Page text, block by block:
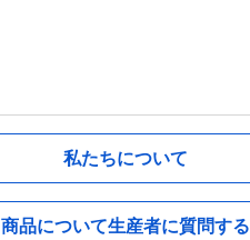
私たちについて
商品について生産者に質問する